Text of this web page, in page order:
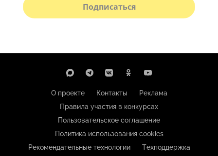
Подписаться
О проекте Контакты
Реклама
Правила участия в конкурсах
Пользовательское соглашение
Политика использования cookies
Рекомендательные технологии
Техподдержка